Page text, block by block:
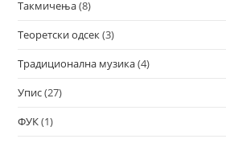
Такмичења(8)
Теоретски одсек(3)
Традиционална музика(4)
Упис(27)
ФУК(1)